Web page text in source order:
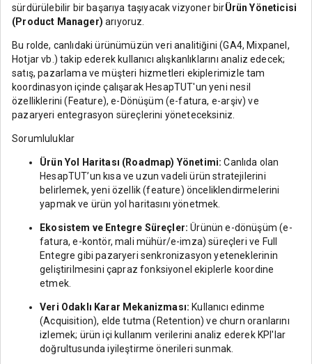
sürdürülebilir bir başarıya taşıyacak vizyoner birÜrün Yöneticisi
(Product Manager) arıyoruz.
Bu rolde, canlıdaki ürünümüzün veri analitiğini (GA4, Mixpanel,
Hotjar vb.) takip ederek kullanıcı alışkanlıklarını analiz edecek;
satış, pazarlama ve müşteri hizmetleri ekiplerimizle tam
koordinasyon içinde çalışarak HesapTUT'un yeni nesil
özelliklerini (Feature), e-Dönüşüm (e-fatura, e-arşiv) ve
pazaryeri entegrasyon süreçlerini yöneteceksiniz.
Sorumluluklar
Ürün Yol Haritası (Roadmap) Yönetimi: Canlıda olan
HesapTUT’un kısa ve uzun vadeli ürün stratejilerini
belirlemek, yeni özellik (feature) önceliklendirmelerini
yapmak ve ürün yol haritasını yönetmek.
Ekosistem ve Entegre Süreçler: Ürünün e-dönüşüm (e-
fatura, e-kontör, mali mühür/e-imza) süreçleri ve Full
Entegre gibi pazaryeri senkronizasyon yeteneklerinin
geliştirilmesini çapraz fonksiyonel ekiplerle koordine
etmek.
Veri Odaklı Karar Mekanizması: Kullanıcı edinme
(Acquisition), elde tutma (Retention) ve churn oranlarını
izlemek; ürün içi kullanım verilerini analiz ederek KPI'lar
doğrultusunda iyileştirme önerileri sunmak.